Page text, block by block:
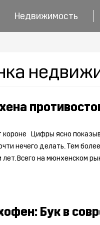
Недвижимость
Цифры ясно
нечего делать. Тем
Всего на мюнхенском
Бук в